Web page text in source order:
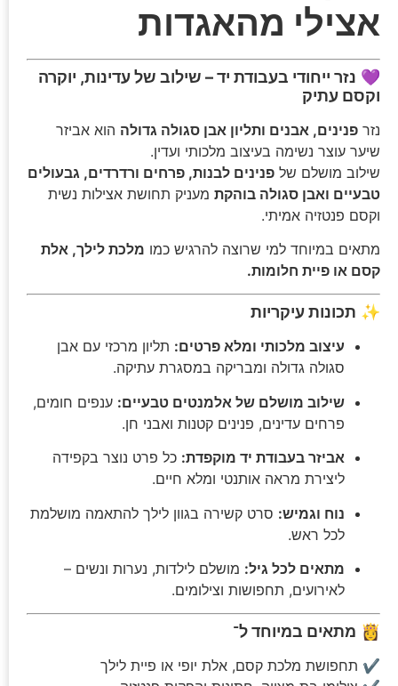
אצילי מהאגדות
💜 נזר ייחודי בעבודת יד – שילוב של עדינות, יוקרה
וקסם עתיק
נזר פנינים, אבנים ותליון אבן סגולה גדולה הוא אביזר
שיער עוצר נשימה בעיצוב מלכותי ועדין.
שילוב מושלם של פנינים לבנות, פרחים ורדרדים, גבעולים
טבעיים ואבן סגולה בוהקת מעניק תחושת אצילות נשית
וקסם פנטזיה אמיתי.
מתאים במיוחד למי שרוצה להרגיש כמו מלכת לילך, אלת
קסם או פיית חלומות.
✨ תכונות עיקריות
עיצוב מלכותי ומלא פרטים: תליון מרכזי עם אבן
סגולה גדולה ומבריקה במסגרת עתיקה.
שילוב מושלם של אלמנטים טבעיים: ענפים חומים,
פרחים עדינים, פנינים קטנות ואבני חן.
אביזר בעבודת יד מוקפדת: כל פרט נוצר בקפידה
ליצירת מראה אותנטי ומלא חיים.
נוח וגמיש: סרט קשירה בגוון לילך להתאמה מושלמת
לכל ראש.
מתאים לכל גיל: מושלם לילדות, נערות ונשים –
לאירועים, תחפושות וצילומים.
👸 מתאים במיוחד ל־
✔ תחפושת מלכת קסם, אלת יופי או פיית לילך